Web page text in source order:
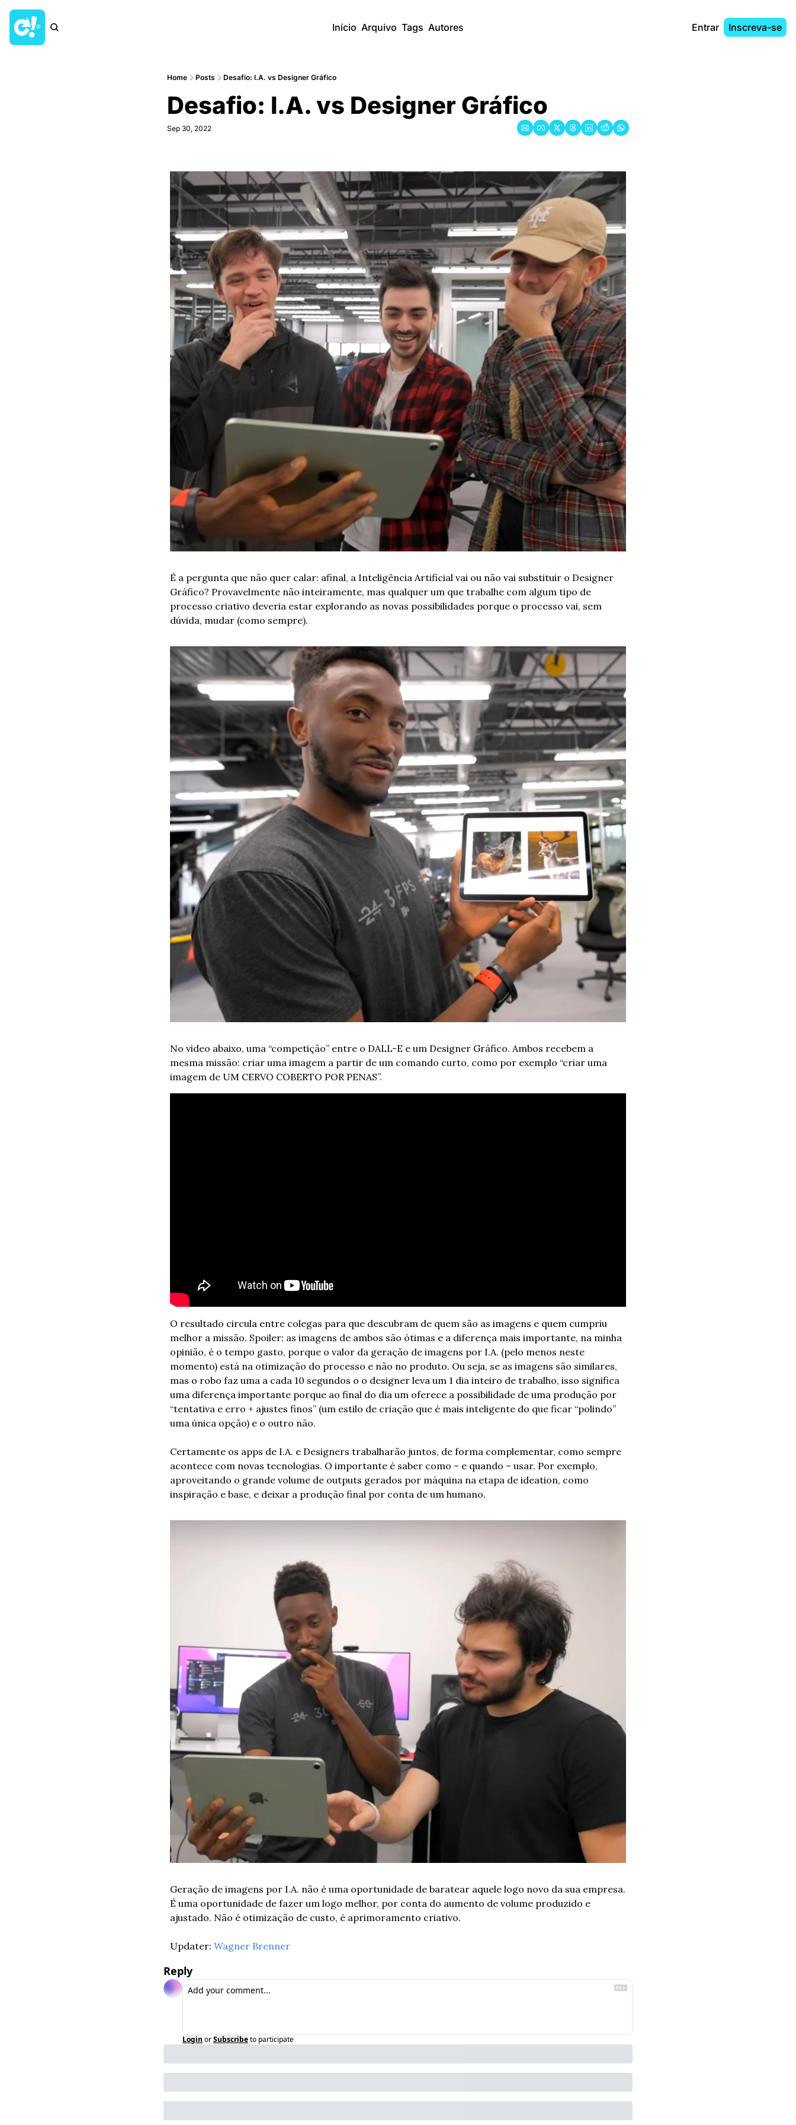
Início Arquivo Tags Autores Entrar Inscreva-se
Home Posts Desafio: I.A. vs Designer Gráfico
Desafio: I.A. vs Designer Gráfico
Sep 30, 2022
É a pergunta que não quer calar: afinal, a Inteligência Artificial vai ou não vai substituir o Designer
Gráfico? Provavelmente não inteiramente, mas qualquer um que trabalhe com algum tipo de
processo criativo deveria estar explorando as novas possibilidades porque o processo vai, sem
dúvida, mudar (como sempre).
No video abaixo, uma “competição” entre o DALL-E e um Designer Gráfico. Ambos recebem a
mesma missão: criar uma imagem a partir de um comando curto, como por exemplo “criar uma
imagem de UM CERVO COBERTO POR PENAS”.
O resultado circula entre colegas para que descubram de quem são as imagens e quem cumpriu
melhor a missão. Spoiler: as imagens de ambos são ótimas e a diferença mais importante, na minha
opinião, é o tempo gasto, porque o valor da geração de imagens por I.A. (pelo menos neste
momento) está na otimização do processo e não no produto. Ou seja, se as imagens são similares,
mas o robo faz uma a cada 10 segundos o o designer leva um 1 dia inteiro de trabalho, isso significa
uma diferença importante porque ao final do dia um oferece a possibilidade de uma produção por
“tentativa e erro + ajustes finos” (um estilo de criação que é mais inteligente do que ficar “polindo”
uma única opção) e o outro não.
Certamente os apps de I.A. e Designers trabalharão juntos, de forma complementar, como sempre
acontece com novas tecnologias. O importante é saber como – e quando – usar. Por exemplo,
aproveitando o grande volume de outputs gerados por máquina na etapa de ideation, como
inspiração e base, e deixar a produção final por conta de um humano.
Geração de imagens por I.A. não é uma oportunidade de baratear aquele logo novo da sua empresa.
É uma oportunidade de fazer um logo melhor, por conta do aumento de volume produzido e
ajustado. Não é otimização de custo, é aprimoramento criativo.
Updater: Wagner Brenner
Reply
Login orSubscribeto participate